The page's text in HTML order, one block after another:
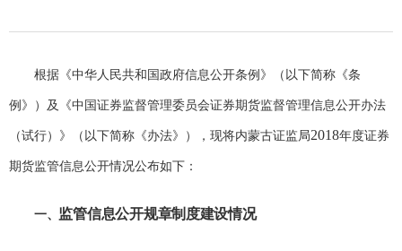
根据《中华人民共和国政府信息公开条例》（以下简称《条
例》）及《中国证券监督管理委员会证券期货监督管理信息公开办法
（试行）》（以下简称《办法》），现将内蒙古证监局2018年度证券
期货监管信息公开情况公布如下：
一、 监管信息公开规章制度建设情况